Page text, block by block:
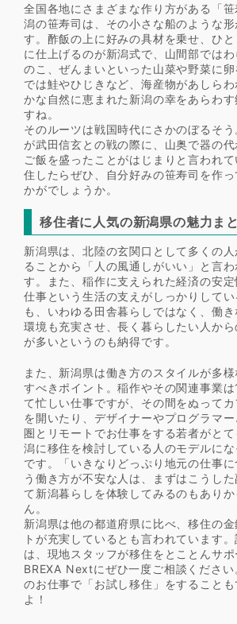
全国各地にさまざまな作り方がある「
潟の笹寿司は、その小さな船のような
す。酢飯の上に好みの具材を乗せ、ひ
に仕上げるのが新潟式で、山間部では
のこ、ぜんまいといった山菜や野菜に
では鮭やひじきなど、海産物があしら
かな自然に恵まれた新潟の幸をあらわ
すね。
そのルーツは戦国時代にさかのぼるそ
が武田信玄との戦の際に、山奥で器の代
ご飯を盛ったことがはじまりと言われ
住したらぜひ、自分好みの笹寿司を作
かがでしょうか。
移住者に人気の新潟県の魅力ま
新潟県は、北陸の玄関口として多くの
ることから「人の風通しがいい」と言わ
す。また、稲作に支えられた経済の安定
仕事という生活の支えがしっかりしてい
も、いわゆる田舎暮らしではなく、働
環境も充実させ、長く暮らしたい人か
が多いというのも納得です。
また、新潟県は働き方のスタイルが多
すべきポイント。稲作やその関連事業は
て忙しい仕事ですが、その間をぬって
を開いたり、デザイナーやプログラマ
圏とリモートでお仕事をする若者がと
潟に移住を検討している人のモデルに
です。「いきなりどっぷり地元の仕事
う働き方が不安な人は、まずはこうした
て新潟暮らしを体験してみるのもあり
ん。
新潟県は他の都道府県に比べ、移住の
トが充実しているとも言われています
は、現地スタッフが移住をとことんサポ
BREXA Nextにぜひ一度ご相談ください
のお仕事で「お試し移住」をすることも
よ！